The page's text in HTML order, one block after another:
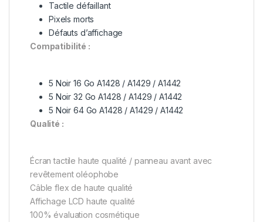
Tactile défaillant
Pixels morts
Défauts d’affichage
Compatibilité :
5 Noir 16 Go A1428 / A1429 / A1442
5 Noir 32 Go A1428 / A1429 / A1442
5 Noir 64 Go A1428 / A1429 / A1442
Qualité :
Écran tactile haute qualité / panneau avant avec
revêtement oléophobe
Câble flex de haute qualité
Affichage LCD haute qualité
100% évaluation cosmétique